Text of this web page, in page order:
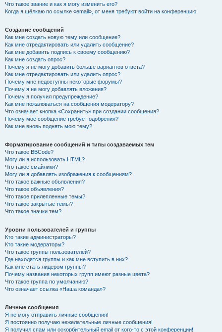
Что такое звание и как я могу изменить его?
Когда я щёлкаю по ссылке «email», от меня требуют войти на конференцию!
Создание сообщений
Как мне создать новую тему или сообщение?
Как мне отредактировать или удалить сообщение?
Как мне добавить подпись к своему сообщению?
Как мне создать опрос?
Почему я не могу добавить больше вариантов ответа?
Как мне отредактировать или удалить опрос?
Почему мне недоступны некоторые форумы?
Почему я не могу добавлять вложения?
Почему я получил предупреждение?
Как мне пожаловаться на сообщения модератору?
Что означает кнопка «Сохранить» при создании сообщения?
Почему моё сообщение требует одобрения?
Как мне вновь поднять мою тему?
Форматирование сообщений и типы создаваемых тем
Что такое BBCode?
Могу ли я использовать HTML?
Что такое смайлики?
Могу ли я добавлять изображения к сообщениям?
Что такое важные объявления?
Что такое объявления?
Что такое прилепленные темы?
Что такое закрытые темы?
Что такое значки тем?
Уровни пользователей и группы
Кто такие администраторы?
Кто такие модераторы?
Что такое группы пользователей?
Где находятся группы и как мне вступить в них?
Как мне стать лидером группы?
Почему названия некоторых групп имеют разные цвета?
Что такое группа по умолчанию?
Что означает ссылка «Наша команда»?
Личные сообщения
Я не могу отправить личные сообщения!
Я постоянно получаю нежелательные личные сообщения!
Я получил спам или оскорбительный email от кого-то с этой конференции!